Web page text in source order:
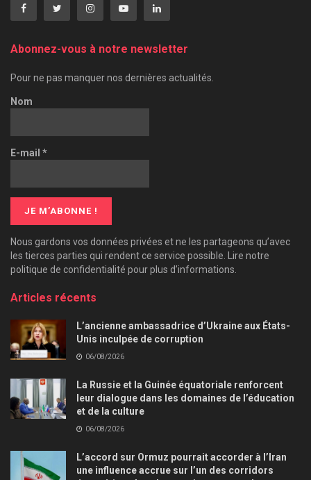
Abonnez-vous à notre newsletter
Pour ne pas manquer nos dernières actualités.
Nom
E-mail *
Nous gardons vos données privées et ne les partageons qu’avec
les tierces parties qui rendent ce service possible. Lire notre
politique de confidentialité pour plus d’informations.
Articles récents
L’ancienne ambassadrice d’Ukraine aux États-
Unis inculpée de corruption
06/08/2026
La Russie et la Guinée équatoriale renforcent
leur dialogue dans les domaines de l’éducation
et de la culture
06/08/2026
L’accord sur Ormuz pourrait accorder à l’Iran
une influence accrue sur l’un des corridors